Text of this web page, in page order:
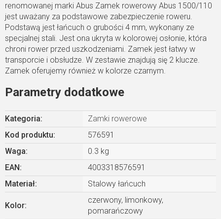
renomowanej marki Abus Zamek rowerowy Abus 1500/110
jest uważany za podstawowe zabezpieczenie roweru.
Podstawą jest łańcuch o grubości 4 mm, wykonany ze
specjalnej stali. Jest ona ukryta w kolorowej osłonie, która
chroni rower przed uszkodzeniami. Zamek jest łatwy w
transporcie i obsłudze. W zestawie znajdują się 2 klucze.
Zamek oferujemy również w kolorze czarnym.
Parametry dodatkowe
Kategoria:
Zamki rowerowe
Kod produktu:
576591
Waga:
0.3 kg
EAN:
4003318576591
Materiał: Stalowy łańcuch
Kolor:
czerwony, limonkowy,
pomarańczowy